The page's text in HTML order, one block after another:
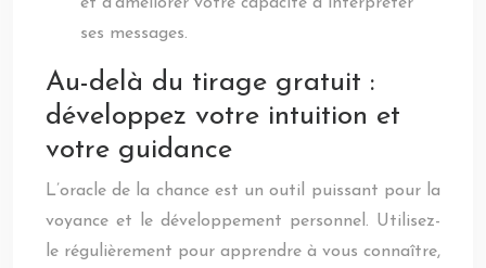
ses messages.
Au-delà du tirage gratuit :
développez votre intuition et
votre guidance
L’oracle de la chance est un outil puissant pour la
voyance et le développement personnel. Utilisez-
le régulièrement pour apprendre à vous connaître,